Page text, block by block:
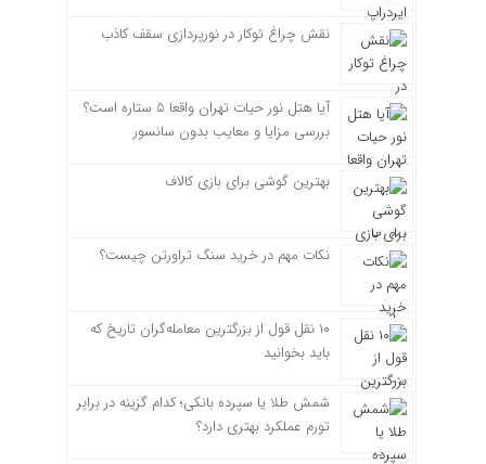
نقش چراغ توکار در نورپردازی سقف کاذب
آیا هتل نور حیات تهران واقعا ۵ ستاره است؟
بررسی مزایا و معایب بدون سانسور
بهترین گوشی برای بازی کالاف
نکات مهم در خرید سنگ تراورتن چیست؟
۱۰ نقل قول از بزرگترین معامله‌گران تاریخ که
باید بخوانید
شمش طلا یا سپرده بانکی؛ کدام گزینه در برابر
تورم عملکرد بهتری دارد؟